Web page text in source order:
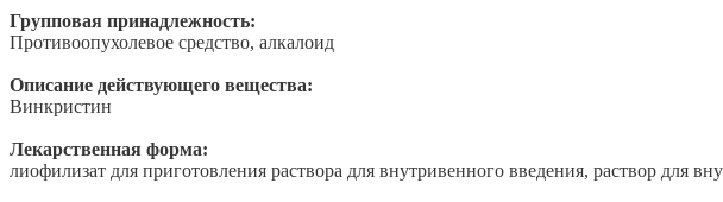
Групповая принадлежность:
Противоопухолевое средство, алкалоид
Описание действующего вещества:
Винкристин
Лекарственная форма:
лиофилизат для приготовления раствора для внутривенного введения, раствор для